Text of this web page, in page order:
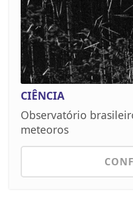
CIÊNCIA
Observatório
meteoros